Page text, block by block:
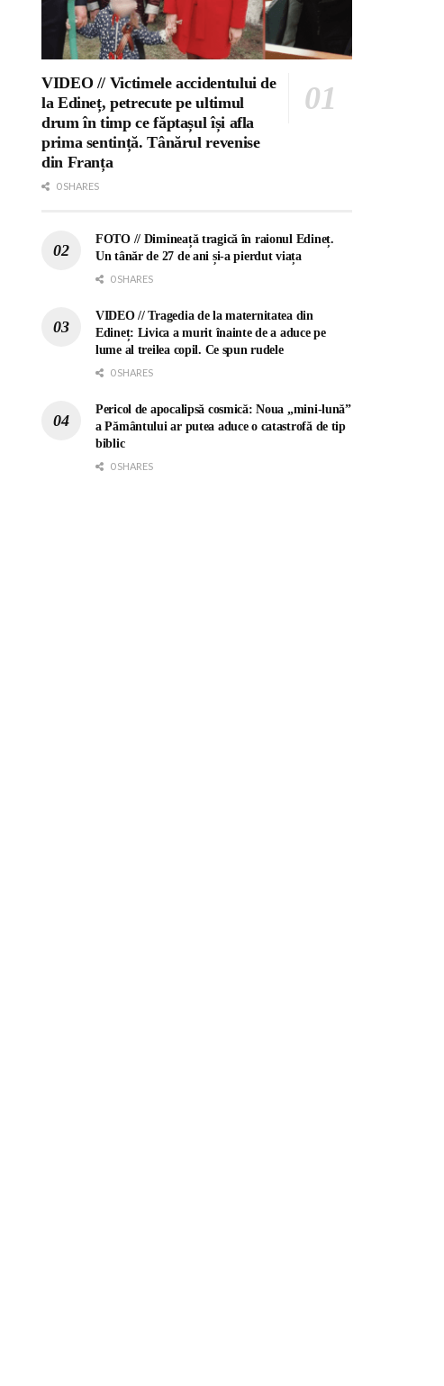
VIDEO // Victimele accidentului de
la Edineț, petrecute pe ultimul
drum în timp ce făptașul își afla
prima sentință. Tânărul revenise
din Franța
0 SHARES
FOTO // Dimineață tragică în raionul Edineț.
Un tânăr de 27 de ani și-a pierdut viața
0 SHARES
VIDEO // Tragedia de la maternitatea din
Edineț: Livica a murit înainte de a aduce pe
lume al treilea copil. Ce spun rudele
0 SHARES
Pericol de apocalipsă cosmică: Noua „mini-lună”
a Pământului ar putea aduce o catastrofă de tip
biblic
0 SHARES